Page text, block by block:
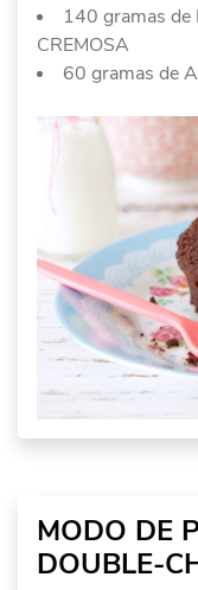
140 gramas de
CREMOSA
60 gramas de
MODO DE
DOUBLE-